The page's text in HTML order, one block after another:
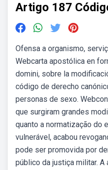
Artigo 187
Ofensa a organismo,
Webcarta apostólica en
domini, sobre la
código de derecho
personas de sexo.
que surgiram grandes
quanto a normatização do
vulnerável, acabou
pode ser promovida por
público da justiça militar. A